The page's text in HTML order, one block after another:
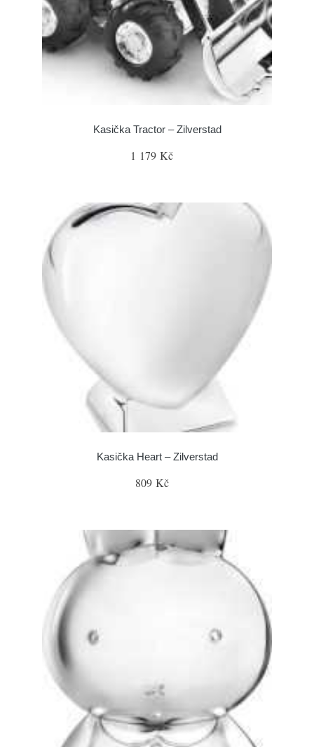
Kasička Tractor – Zilverstad
1 179 Kč
Kasička Heart – Zilverstad
809 Kč